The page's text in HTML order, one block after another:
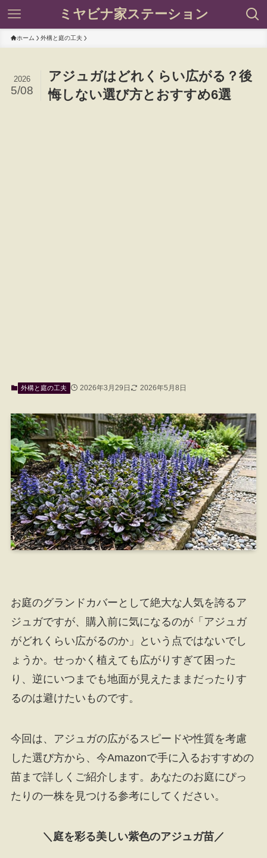
ミヤビナ家ステーション
ホーム 外構と庭の工夫
アジュガはどれくらい広がる？後
悔しない選び方とおすすめ6選
2026
5/08
外構と庭の工夫 2026年3月29日 2026年5月8日
お庭のグランドカバーとして絶大な人気を誇るア
ジュガですが、購入前に気になるのが「アジュガ
がどれくらい広がるのか」という点ではないでし
ょうか。せっかく植えても広がりすぎて困った
り、逆にいつまでも地面が見えたままだったりす
るのは避けたいものです。
今回は、アジュガの広がるスピードや性質を考慮
した選び方から、今Amazonで手に入るおすすめの
苗まで詳しくご紹介します。あなたのお庭にぴっ
たりの一株を見つける参考にしてください。
＼庭を彩る美しい紫色のアジュガ苗／